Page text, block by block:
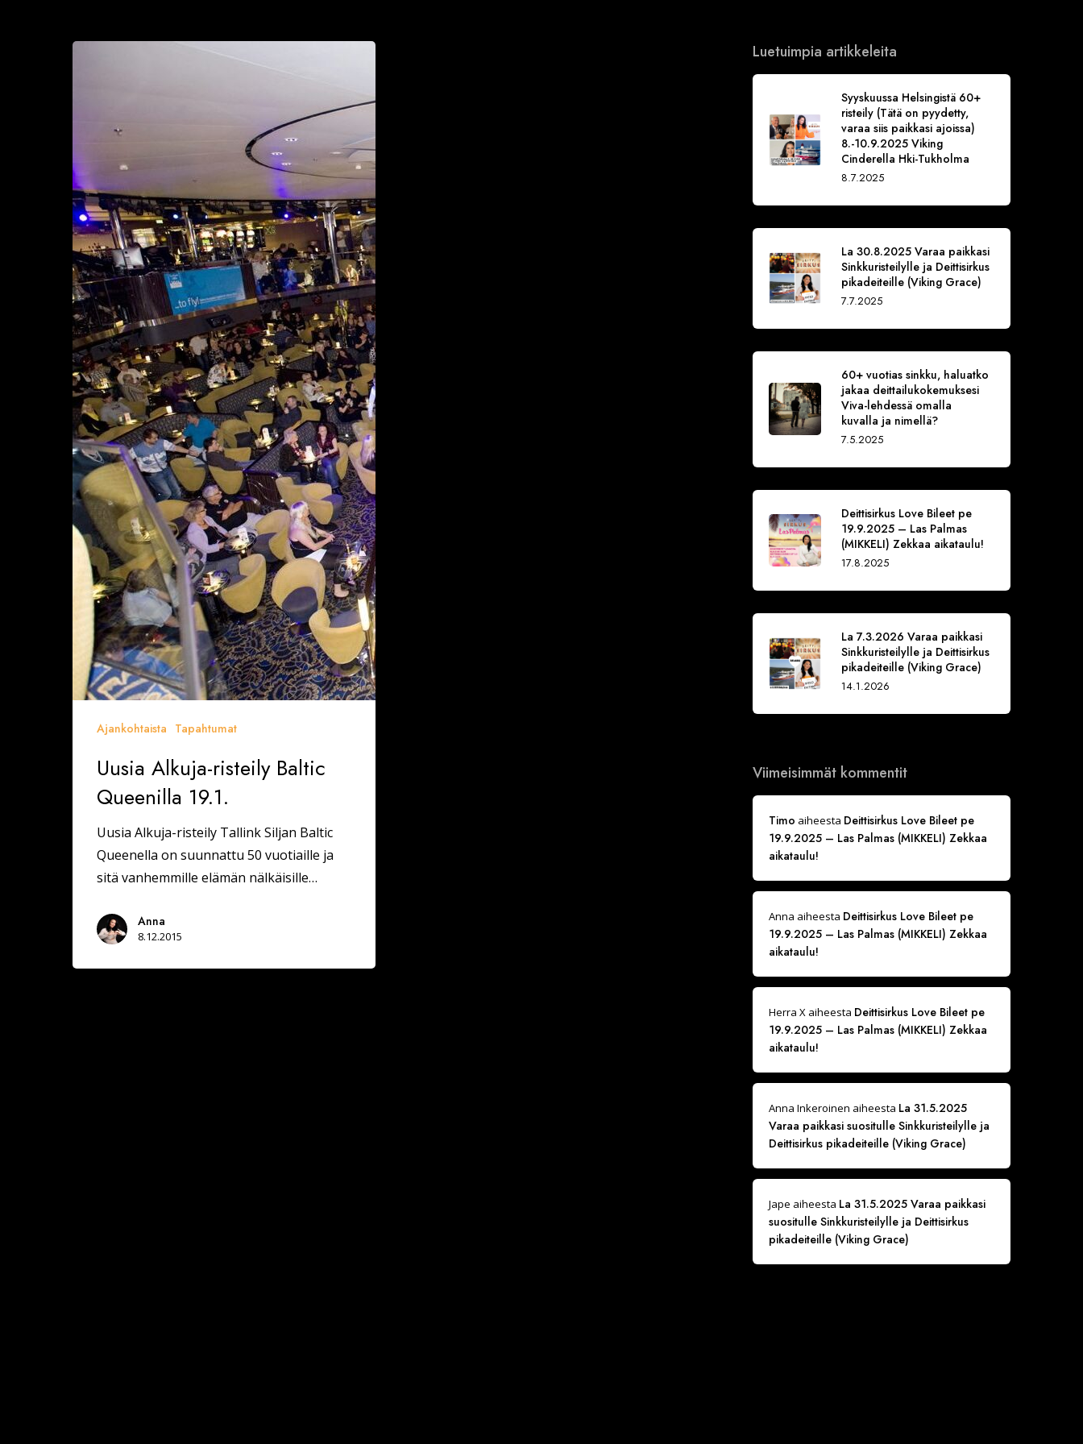
Queenilla
19.1.
Ajankohtaista Tapahtumat
Uusia Alkuja-risteily Baltic
Queenilla 19.1.
Uusia Alkuja-risteily Tallink Siljan Baltic
Queenella on suunnattu 50 vuotiaille ja
sitä vanhemmille elämän nälkäisille…
Anna
8.12.2015
Luetuimpia artikkeleita
Syyskuussa Helsingistä 60+
risteily (Tätä on pyydetty,
varaa siis paikkasi ajoissa)
8.-10.9.2025 Viking
Cinderella Hki-Tukholma
8.7.2025
La 30.8.2025 Varaa paikkasi
Sinkkuristeilylle ja Deittisirkus
pikadeiteille (Viking Grace)
7.7.2025
60+ vuotias sinkku, haluatko
jakaa deittailukokemuksesi
Viva-lehdessä omalla
kuvalla ja nimellä?
7.5.2025
Deittisirkus Love Bileet pe
19.9.2025 – Las Palmas
(MIKKELI) Zekkaa aikataulu!
17.8.2025
La 7.3.2026 Varaa paikkasi
Sinkkuristeilylle ja Deittisirkus
pikadeiteille (Viking Grace)
14.1.2026
Viimeisimmät kommentit
Timo aiheesta Deittisirkus Love Bileet pe
19.9.2025 – Las Palmas (MIKKELI) Zekkaa
aikataulu!
Anna aiheesta Deittisirkus Love Bileet pe
19.9.2025 – Las Palmas (MIKKELI) Zekkaa
aikataulu!
Herra Xaiheesta Deittisirkus Love Bileet pe
19.9.2025 – Las Palmas (MIKKELI) Zekkaa
aikataulu!
Anna Inkeroinen aiheesta La 31.5.2025
Varaa paikkasi suositulle Sinkkuristeilylle ja
Deittisirkus pikadeiteille (Viking Grace)
Jape aiheesta La 31.5.2025 Varaa paikkasi
suositulle Sinkkuristeilylle ja Deittisirkus
pikadeiteille (Viking Grace)